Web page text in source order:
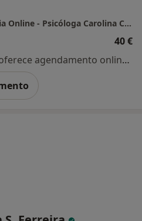
Consultório de Psicologia Online - Psicóloga Carolina Cornara
40 €
Esse especialista não oferece agendamento online para esse endereço.